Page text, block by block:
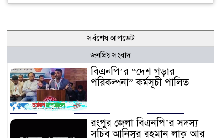
সর্বশেষ আপডেট
জনপ্রিয় সংবাদ
বিএনপি’র “দেশ গড়ার
পরিকল্পনা” কর্মসূচী পালিত
রংপুর জেলা বিএনপি’র সদস্য
সচিব আনিসুর রহমান লাকু আর